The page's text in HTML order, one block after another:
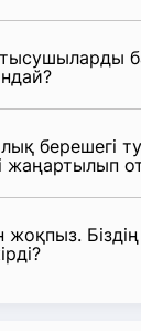
берешегі
жаңартылып
жоқпыз.